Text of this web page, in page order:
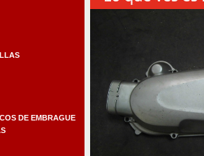
DE EMBRAGUE